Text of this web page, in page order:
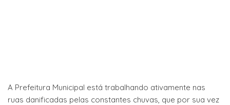
A Prefeitura Municipal está trabalhando ativamente nas
ruas danificadas pelas constantes chuvas, que por sua vez